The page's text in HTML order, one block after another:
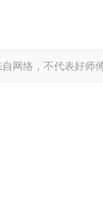
网络，不代表好师